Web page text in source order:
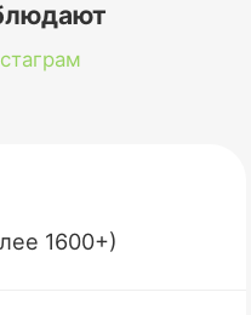
1600+)